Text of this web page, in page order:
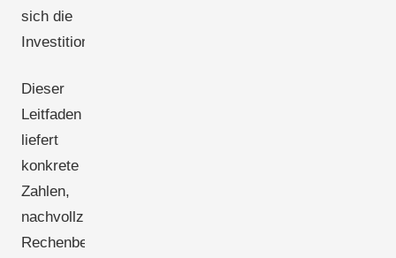
sich die
Investition?
Dieser
Leitfaden
liefert
konkrete
Zahlen,
nachvollziehbare
Rechenbeispiele